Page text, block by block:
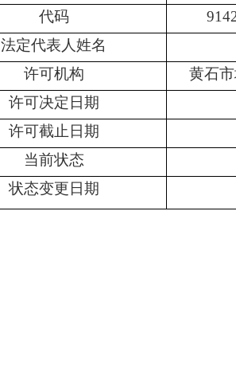
代码
法定代表人姓名
许可机构
黄石
许可决定日期
许可截止日期
当前状态
状态变更日期